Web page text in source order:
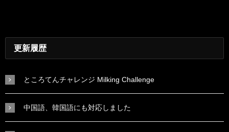
更新履歴
ところてんチャレンジ Milking Challenge
中国語、韓国語にも対応しました